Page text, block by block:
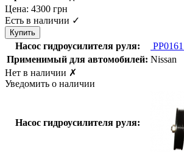
Цена: 4300 грн
Есть в наличии ✓
Насос гидроусилителя руля: PP0161
Применимый для автомобилей: Nissan
Нет в наличии ✗
Уведомить о наличии
Насос гидроусилителя руля: